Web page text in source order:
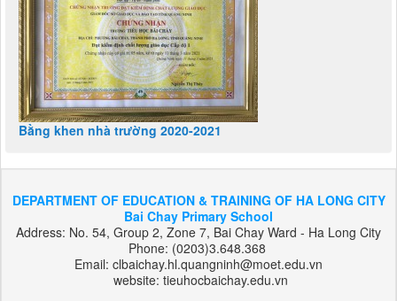
Bằng khen nhà trường 2020-2021
DEPARTMENT OF EDUCATION & TRAINING OF HA LONG CITY
Bai Chay Primary School
Address: No. 54, Group 2, Zone 7, Bai Chay Ward - Ha Long City
Phone: (0203)3.648.368
Email: clbaichay.hl.quangninh@moet.edu.vn
website: tieuhocbaichay.edu.vn